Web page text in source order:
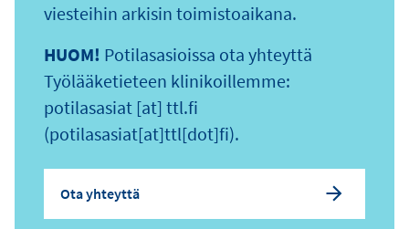
viesteihin arkisin toimistoaikana.
HUOM! Potilasasioissa ota yhteyttä
Työlääketieteen klinikoillemme:
potilasasiat [at] ttl.fi
(potilasasiat[at]ttl[dot]fi).
Ota yhteyttä